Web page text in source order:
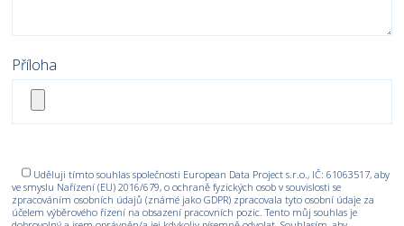
Příloha
Uděluji tímto souhlas společnosti European Data Project s.r.o., IČ: 61063517, aby
ve smyslu Nařízení (EU) 2016/679, o ochraně fyzických osob v souvislosti se
zpracováním osobních údajů (známé jako GDPR) zpracovala tyto osobní údaje za
účelem výběrového řízení na obsazení pracovních pozic. Tento můj souhlas je